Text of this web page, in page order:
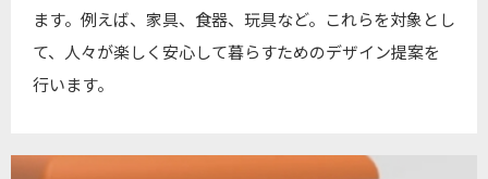
ます。例えば、家具、食器、玩具など。これらを対象とし
て、人々が楽しく安心して暮らすためのデザイン提案を
行います。